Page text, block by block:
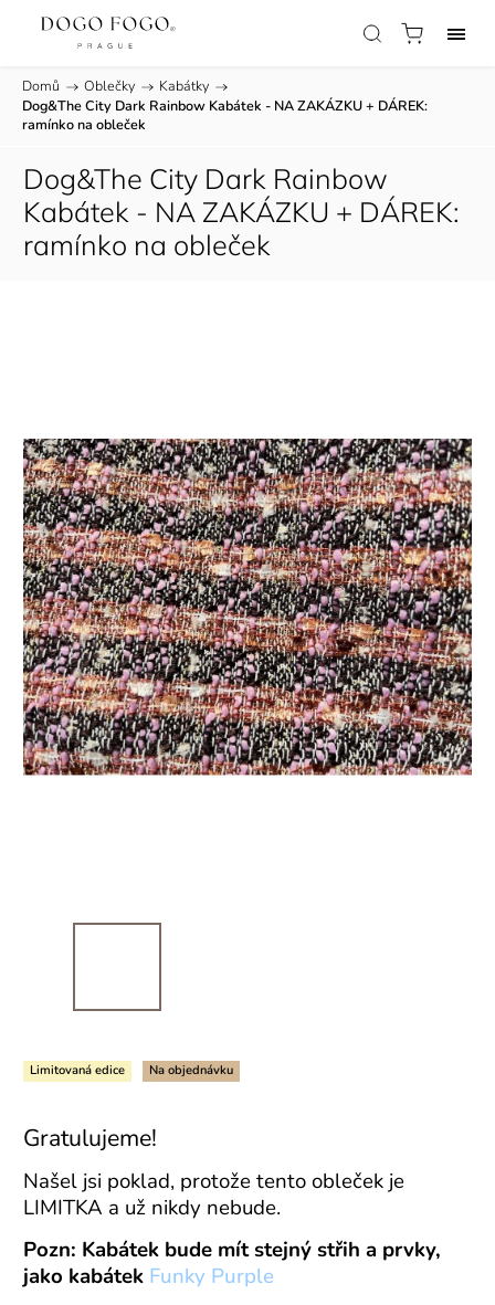
Domů / Oblečky / Kabátky /
Dog&The City Dark Rainbow Kabátek - NA ZAKÁZKU+ DÁREK:
ramínko na obleček
Dog&The City Dark Rainbow
Kabátek - NA ZAKÁZKU + DÁREK:
ramínko na obleček
Limitovaná edice Na objednávku
Gratulujeme!
Našel jsi poklad, protože tento obleček je
LIMITKA a už nikdy nebude.
Pozn: Kabátek bude mít stejný střih a prvky,
jako kabátek Funky Purple